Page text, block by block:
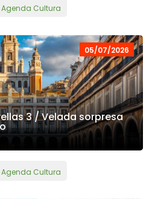
Cultura
05/07/2026
3 / Velada sorpresa
Cultura